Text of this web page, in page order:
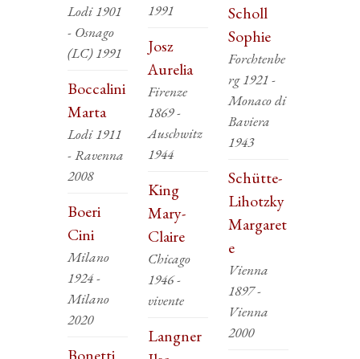
Lodi 1901
- Osnago
(LC) 1991
Boccalini
Marta
Lodi 1911
- Ravenna
2008
Boeri
Cini
Milano
1924 -
Milano
2020
1991
Josz
Aurelia
Firenze
1869 -
Auschwitz
1944
King
Mary-
Claire
Chicago
1946 -
vivente
Langner
Scholl
Sophie
Forchtenbe
rg 1921 -
Monaco di
Baviera
1943
Schütte-
Lihotzky
Margaret
e
Vienna
1897 -
Vienna
2000